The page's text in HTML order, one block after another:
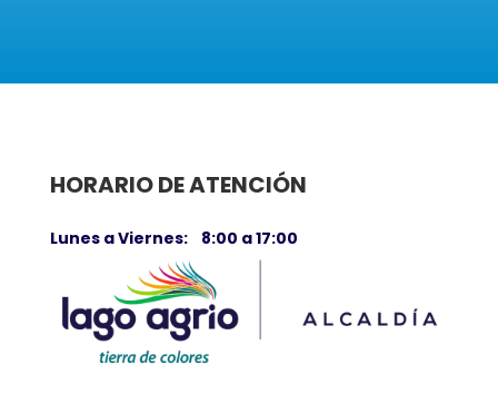
HORARIO DE ATENCIÓN
Lunes a Viernes: 8:00 a 17:00